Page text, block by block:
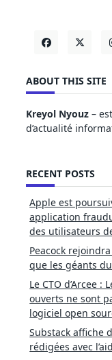
ABOUT THIS SITE
Kreyol Nyouz –
d’actualité
RECENT POSTS
Apple est
application
des utilisateurs
Peacock
que les géants
Le CTO d’Arcee :
ouverts ne sont
logiciel open
Substack affiche
rédigées avec